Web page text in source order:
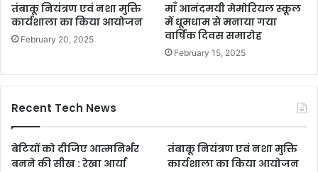
तंबाकू नियंत्रण एवं नशा मुक्ति
कार्यशाला का किया आयोजन
February 20, 2025
माँ आनंदमयी मेमोरियल स्कूल
में धूमधाम से मनाया गया
वार्षिक दिवस समारोह
February 15, 2025
Recent Tech News
बेटियों को दीजिए आत्मनिर्भर
बनने की सीख : रेखा आर्या
तंबाकू नियंत्रण एवं नशा मुक्ति
कार्यशाला का किया आयोजन